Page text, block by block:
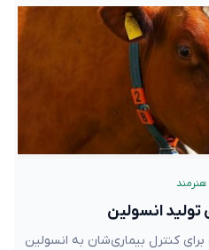
تولید انسولین
برای کنترل بیماری‌شان به انسولین